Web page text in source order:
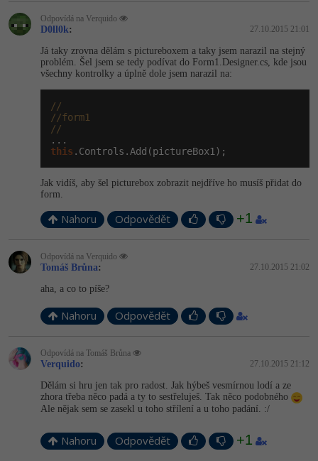
Odpovídá na Verquido
D0ll0k: 27.10.2015 21:01
Já taky zrovna dělám s pictureboxem a taky jsem narazil na stejný
problém. Šel jsem se tedy podívat do Form1.Designer.cs, kde jsou
všechny kontrolky a úplně dole jsem narazil na:
//
//form1
//
this .Controls.Add(pictureBox1);
Jak vidíš, aby šel picturebox zobrazit nejdříve ho musíš přidat do
form.
Nahoru Odpovědět +1
Odpovídá na Verquido
Tomáš Brůna: 27.10.2015 21:02
aha, a co to píše?
Nahoru Odpovědět
Odpovídá na Tomáš Brůna
Verquido: 27.10.2015 21:12
Dělám si hru jen tak pro radost. Jak hýbeš vesmírnou lodí a ze
zhora třeba něco padá a ty to sestřeluješ. Tak něco podobného
Ale nějak sem se zasekl u toho střílení a u toho padání. :/
Nahoru Odpovědět +1